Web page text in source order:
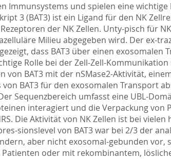
Immunsystems und spielen eine
3 (BAT3) ist ein Ligand für den NK
der NK Zellen. Unty-pisch für
Milieu abgegeben wird. Der ex-
dass BAT3 über einen
Rolle bei der Zell-Zell-
BAT3 mit der nSMase2-Aktivität,
BAT3 für den exosomalen Transport
Sequenzbereich umfasst eine UBL-
interagiert und die Verpackung
Die Aktivität von NK Zellen ist bei
sionslevel von BAT3 war bei 2/3 der
aber nicht exosomal-gebunden
oder mit rekombinantem,